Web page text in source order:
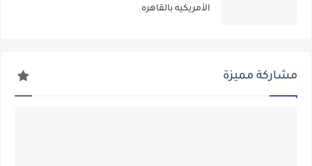
الأمريكيه بالقاهره
مشاركة مميزة